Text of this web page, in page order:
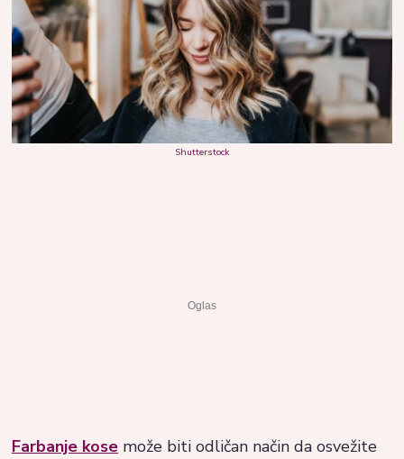
Shutterstock
Farbanje kose može biti odličan način da osvežite